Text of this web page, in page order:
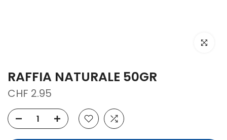
clicca
RAFFIA NATURALE 50GR
CHF 2.95